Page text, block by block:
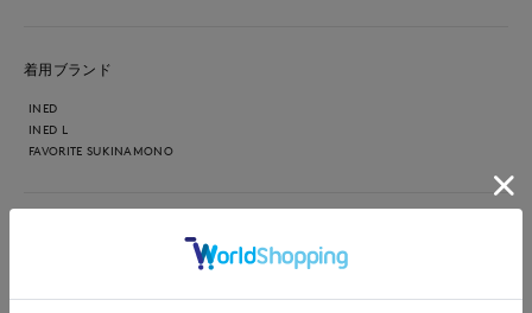
着用ブランド
INED
INED L
FAVORITE SUKINAMONO
【着用カラー・サイズ】ジャケット:ベージュ 9号 ニット:ダー
クブラウン 9号 パンツ:オフホワイト 7号 三尋木奈保氏×INED
コラボのダブルブレストジャケットとワイドチノパンツのコーデ